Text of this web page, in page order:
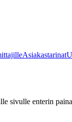
Asiakastarinat
sivulle enterin